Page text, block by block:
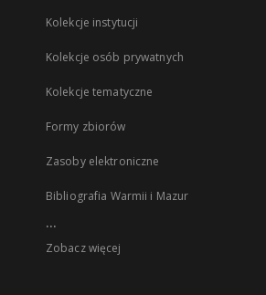
Kolekcje instytucji
Kolekcje osób prywatnych
Kolekcje tematyczne
Formy zbiorów
Zasoby elektroniczne
Bibliografia Warmii i Mazur
...
Zobacz więcej